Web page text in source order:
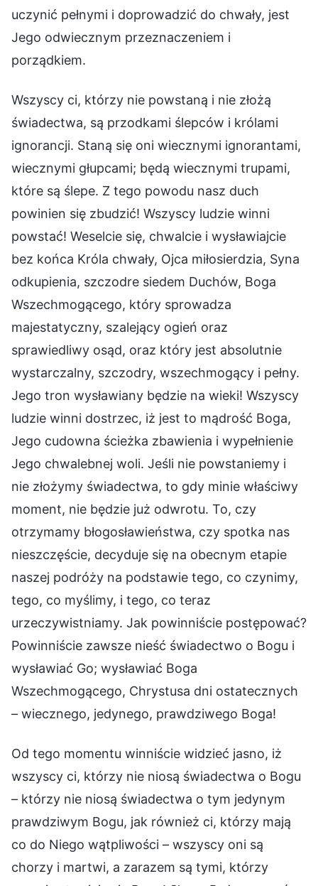
uczynić pełnymi i doprowadzić do chwały, jest
Jego odwiecznym przeznaczeniem i
porządkiem.
Wszyscy ci, którzy nie powstaną i nie złożą
świadectwa, są przodkami ślepców i królami
ignorancji. Staną się oni wiecznymi ignorantami,
wiecznymi głupcami; będą wiecznymi trupami,
które są ślepe. Z tego powodu nasz duch
powinien się zbudzić! Wszyscy ludzie winni
powstać! Weselcie się, chwalcie i wysławiajcie
bez końca Króla chwały, Ojca miłosierdzia, Syna
odkupienia, szczodre siedem Duchów, Boga
Wszechmogącego, który sprowadza
majestatyczny, szalejący ogień oraz
sprawiedliwy osąd, oraz który jest absolutnie
wystarczalny, szczodry, wszechmogący i pełny.
Jego tron wysławiany będzie na wieki! Wszyscy
ludzie winni dostrzec, iż jest to mądrość Boga,
Jego cudowna ścieżka zbawienia i wypełnienie
Jego chwalebnej woli. Jeśli nie powstaniemy i
nie złożymy świadectwa, to gdy minie właściwy
moment, nie będzie już odwrotu. To, czy
otrzymamy błogosławieństwa, czy spotka nas
nieszczęście, decyduje się na obecnym etapie
naszej podróży na podstawie tego, co czynimy,
tego, co myślimy, i tego, co teraz
urzeczywistniamy. Jak powinniście postępować?
Powinniście zawsze nieść świadectwo o Bogu i
wysławiać Go; wysławiać Boga
Wszechmogącego, Chrystusa dni ostatecznych
– wiecznego, jedynego, prawdziwego Boga!
Od tego momentu winniście widzieć jasno, iż
wszyscy ci, którzy nie niosą świadectwa o Bogu
– którzy nie niosą świadectwa o tym jedynym
prawdziwym Bogu, jak również ci, którzy mają
co do Niego wątpliwości – wszyscy oni są
chorzy i martwi, a zarazem są tymi, którzy